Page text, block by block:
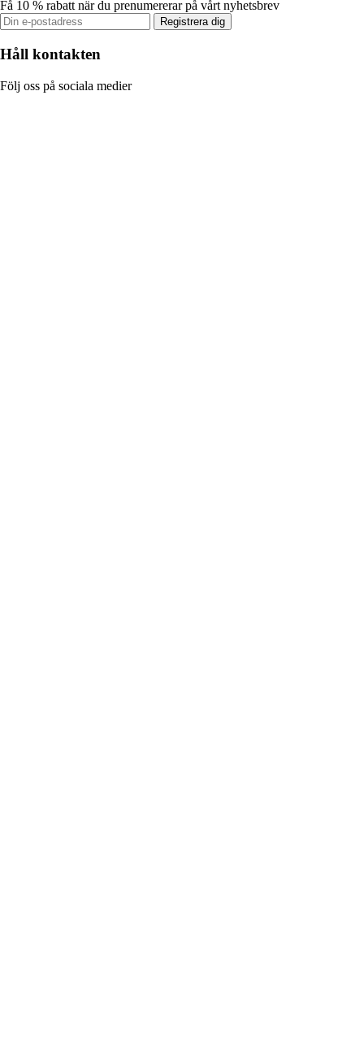
Få 10 % rabatt när du prenumererar på vårt nyhetsbrev
Registrera dig
Håll kontakten
Följ oss på sociala medier